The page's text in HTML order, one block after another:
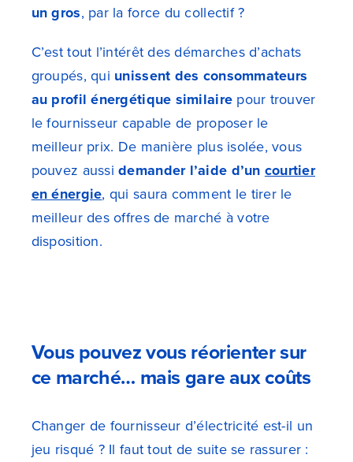
un gros, par la force du collectif ?
C’est tout l’intérêt des démarches d’achats
groupés, qui unissent des consommateurs
au profil énergétique similaire pour trouver
le fournisseur capable de proposer le
meilleur prix. De manière plus isolée, vous
pouvez aussidemander l’aide d’un courtier
en énergie, qui saura comment le tirer le
meilleur des offres de marché à votre
disposition.
Vous pouvez vous réorienter sur
ce marché… mais gare aux coûts
Changer de fournisseur d’électricité est-il un
jeu risqué ? Il faut tout de suite se rassurer :